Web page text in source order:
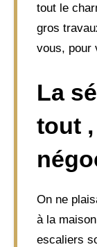
tout le
gros
vous, pour
La
tout ,
On ne
à la
escaliers